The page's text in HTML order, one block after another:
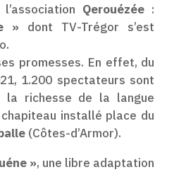
Qerouézée :
» dont TV-Trégor s’est
promesses. En effet, du
1.200 spectateurs sont
la richesse de la langue
installé place du
(Côtes-d’Armor).
», une libre adaptation